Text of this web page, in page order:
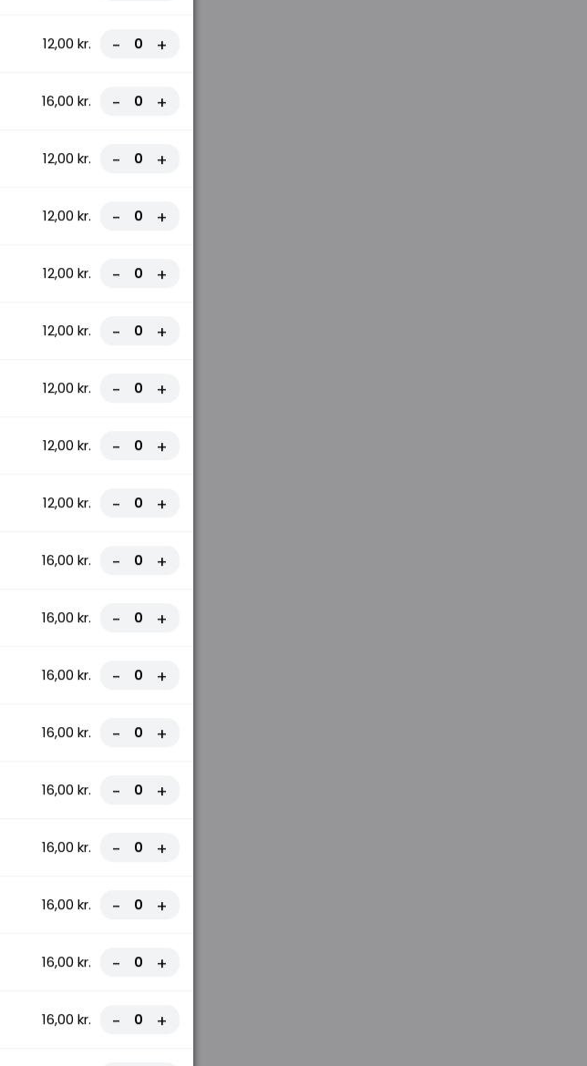
12,00 kr. - +
16,00 kr. - +
12,00 kr. - +
12,00 kr. - +
12,00 kr. - +
12,00 kr. - +
12,00 kr. - +
12,00 kr. - +
12,00 kr. - +
16,00 kr. - +
16,00 kr. - +
16,00 kr. - +
16,00 kr. - +
16,00 kr. - +
16,00 kr. - +
16,00 kr. - +
16,00 kr. - +
16,00 kr. - +